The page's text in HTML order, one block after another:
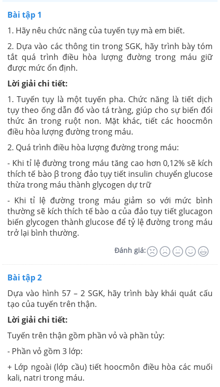
Bài tập 1
1. Hãy nêu chức năng của tuyến tụy mà em biết.
2. Dựa vào các thông tin trong SGK, hãy trình bày tóm
tắt quá trình điều hòa lượng đường trong máu giữ
được mức ổn định.
Lời giải chi tiết:
1. Tuyến tụy là một tuyến pha. Chức năng là tiết dịch
tụy theo ống dẫn đổ vào tá tràng, giúp cho sự biến đổi
thức ăn trong ruột non. Mặt khác, tiết các hoocmôn
điều hòa lượng đường trong máu.
2. Quá trình điều hòa lượng đường trong máu:
- Khi tỉ lệ đường trong máu tăng cao hơn 0,12% sẽ kích
thích tế bào β trong đảo tụy tiết insulin chuyển glucose
thừa trong máu thành glycogen dự trữ
- Khi tỉ lệ đường trong máu giảm so với mức bình
thường sẽ kích thích tế bào α của đảo tụy tiết glucagon
biến glycogen thành glucose để tỷ lệ đường trong máu
trở lại bình thường.
Đánh giá:
Bài tập 2
Dựa vào hình 57 – 2 SGK, hãy trình bày khái quát cấu
tạo của tuyến trên thận.
Lời giải chi tiết:
Tuyến trên thận gồm phần vỏ và phần tủy:
- Phần vỏ gồm 3 lớp:
+ Lớp ngoài (lớp cầu) tiết hoocmôn điều hòa các muối
kali, natri trong máu.